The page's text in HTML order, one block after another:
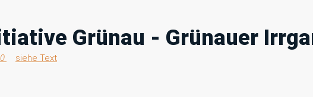
Grünau - Grünauer
siehe Text